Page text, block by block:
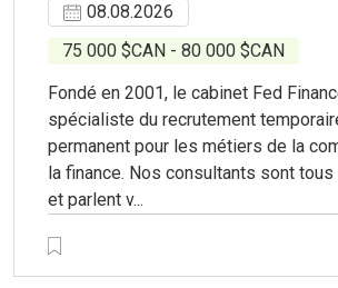
08.08.2026
75 000 $CAN - 80 000 $CAN
Fondé en 2001, le cabinet Fed
spécialiste du recrutement
permanent pour les métiers de la
la finance. Nos consultants sont
et parlent v...